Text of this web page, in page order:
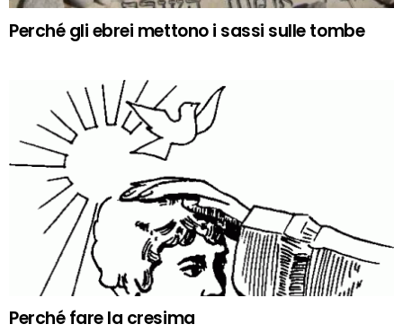
Perché gli ebrei mettono i sassi sulle tombe
Perché fare la cresima